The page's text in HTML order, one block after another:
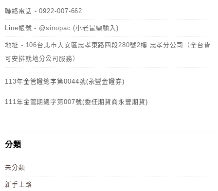
聯絡電話 - 0922-007-662
Line帳號 - @sinopac (小老鼠需輸入)
地址 - 106台北市大安區忠孝東路四段280號2樓 忠孝分公司（全台皆
可安排就地分公司服務）
113年金管證總字第0044號(永豐金證券)
111年金管期總字第007號(委任期貨商永豐期貨)
分類
未分類
新手上路